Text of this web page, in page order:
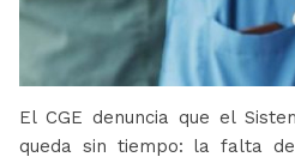
El CGE denuncia que el
queda sin tiempo: la falta